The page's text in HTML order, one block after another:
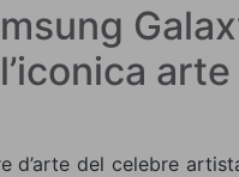
d’arte del celebre